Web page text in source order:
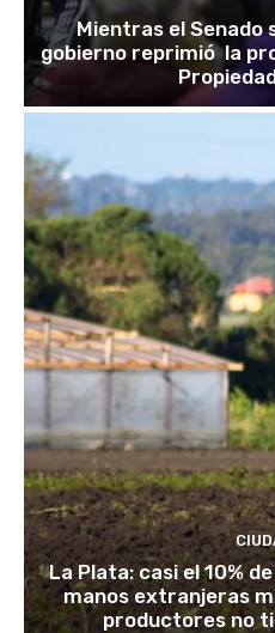
Mientras el Senado
gobierno reprimió la
La Plata: casi el 10%
manos extranjeras
productores no